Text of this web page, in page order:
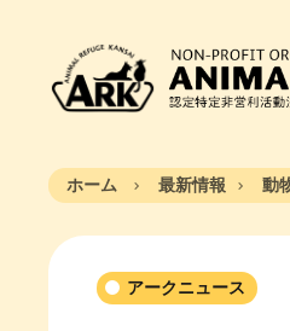
ホーム 最新情報
アークニュース